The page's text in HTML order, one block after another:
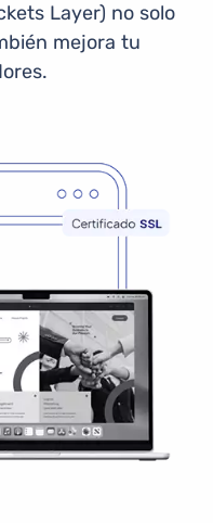
Layer) no solo
mejora tu